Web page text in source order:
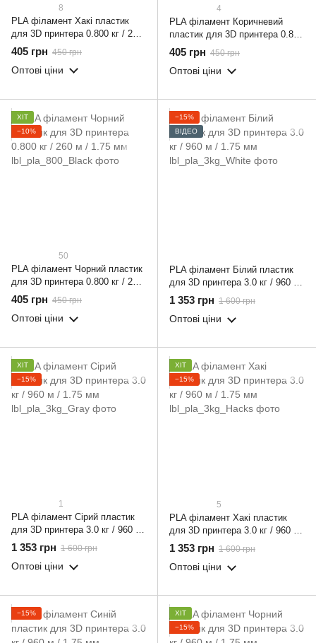
8
PLA філамент Хакі пластик
для 3D принтера 0.800 кг / 260
м / 1.75 мм
405 грн 450 грн
Оптові ціни
4
PLA філамент Коричневий
пластик для 3D принтера 0.800
кг / 260 м / 1.75 мм
405 грн 450 грн
Оптові ціни
ХІТ
−10%
50
PLA філамент Чорний пластик
для 3D принтера 0.800 кг / 260
м / 1.75 мм
405 грн 450 грн
Оптові ціни
−15%
ВІДЕО
PLA філамент Білий пластик
для 3D принтера 3.0 кг / 960 м
/ 1.75 мм
1 353 грн 1 600 грн
Оптові ціни
ХІТ
−15%
1
PLA філамент Сірий пластик
для 3D принтера 3.0 кг / 960 м
/ 1.75 мм
1 353 грн 1 600 грн
Оптові ціни
ХІТ
−15%
5
PLA філамент Хакі пластик
для 3D принтера 3.0 кг / 960 м
/ 1.75 мм
1 353 грн 1 600 грн
Оптові ціни
−15%
ХІТ
−15%